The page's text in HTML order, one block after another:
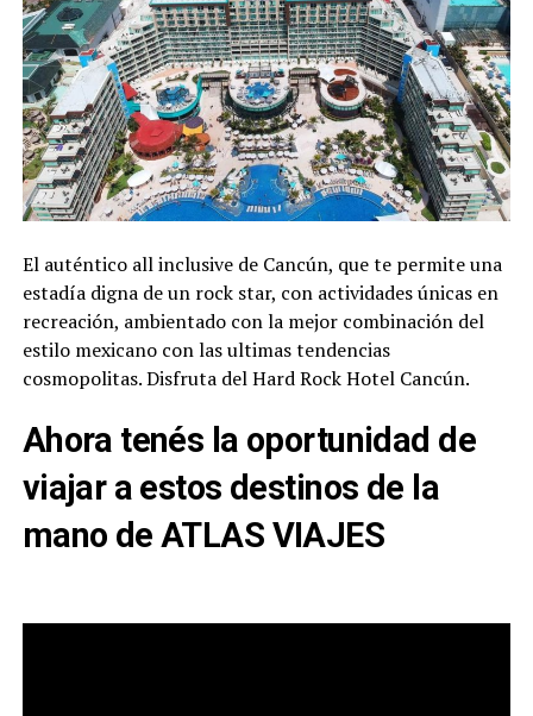
El auténtico all inclusive de Cancún, que te permite una
estadía digna de un rock star, con actividades únicas en
recreación, ambientado con la mejor combinación del
estilo mexicano con las ultimas tendencias
cosmopolitas. Disfruta del Hard Rock Hotel Cancún.
Ahora tenés la oportunidad de
viajar a estos destinos de la
mano de ATLAS VIAJES